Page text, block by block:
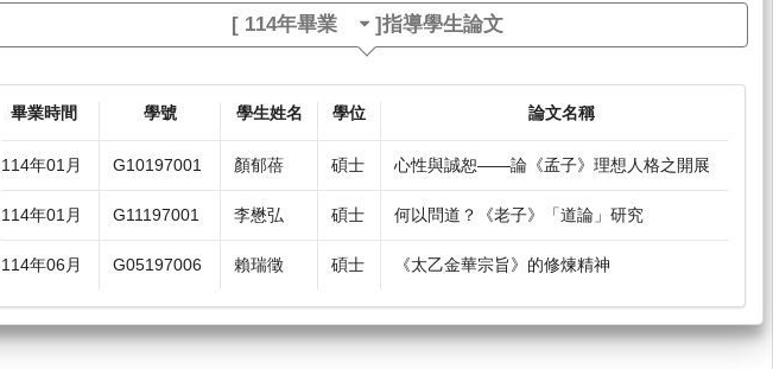
人文教育前瞻議題研究[5190]
研究所-共選修3,4(華語碩學程開),
華語碩學程1,2
114-
選
114-
圖式哲學：修練傳統中的世界圖式與
身體圖式[5247]
研究所-哲學碩博1,2
選
修
[ 114年畢業 ]指導學生論文
畢業時間 學號 學生姓名 學位 論文名稱
114年01月 G10197001 顏郁蓓 碩士 心性與誠恕——論《孟子》理想人格之開展
114年01月 G11197001 李懋弘 碩士 何以問道？《老子》「道論」研究
114年06月 G05197006 賴瑞徵 碩士 《太乙金華宗旨》的修煉精神